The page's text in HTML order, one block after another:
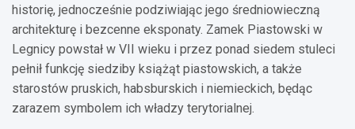
historię, jednocześnie podziwiając jego średniowieczną
architekturę i bezcenne eksponaty. Zamek Piastowski w
Legnicy powstał w VII wieku i przez ponad siedem stuleci
pełnił funkcję siedziby książąt piastowskich, a także
starostów pruskich, habsburskich i niemieckich, będąc
zarazem symbolem ich władzy terytorialnej.